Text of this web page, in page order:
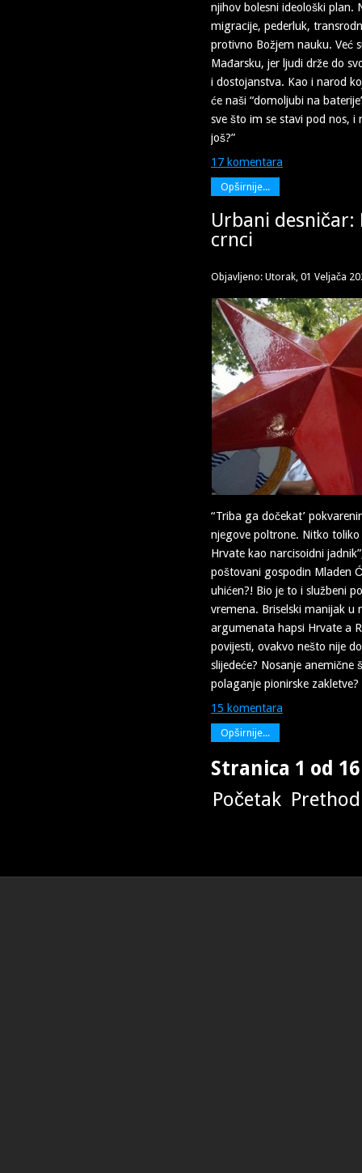
njihov bolesni ideološki plan.
migracije, pederluk,
protivno Božjem nauku. Već
Mađarsku, jer ljudi drže do
i dostojanstva. Kao i narod
će naši “domoljubi na
sve što im se stavi pod nos, i
još?”
17 komentara
Opširnije...
Urbani desničar:
crnci
Objavljeno: Utorak, 01 Veljača
“Triba ga dočekat’
njegove poltrone. Nitko
Hrvate kao narcisoidni
poštovani gospodin Mladen
uhićen?! Bio je to i službeni
vremena. Briselski manijak u
argumenata hapsi Hrvate a
povijesti, ovakvo nešto nije
slijedeće? Nosanje
polaganje pionirske zakletve?
15 komentara
Opširnije...
Stranica 1 od 16
Početak